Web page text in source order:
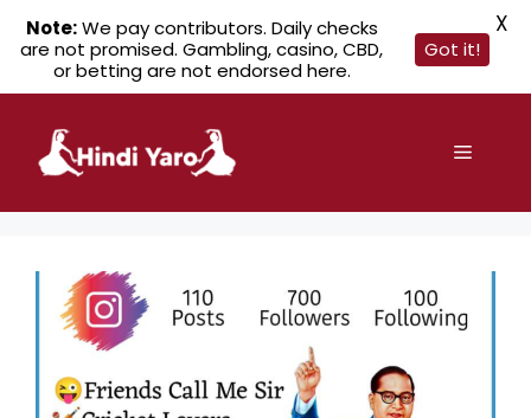
content
Menu
Note:We pay contributors. Daily checks
are not promised. Gambling, casino, CBD,
or betting are not endorsed here.
Got it!
X